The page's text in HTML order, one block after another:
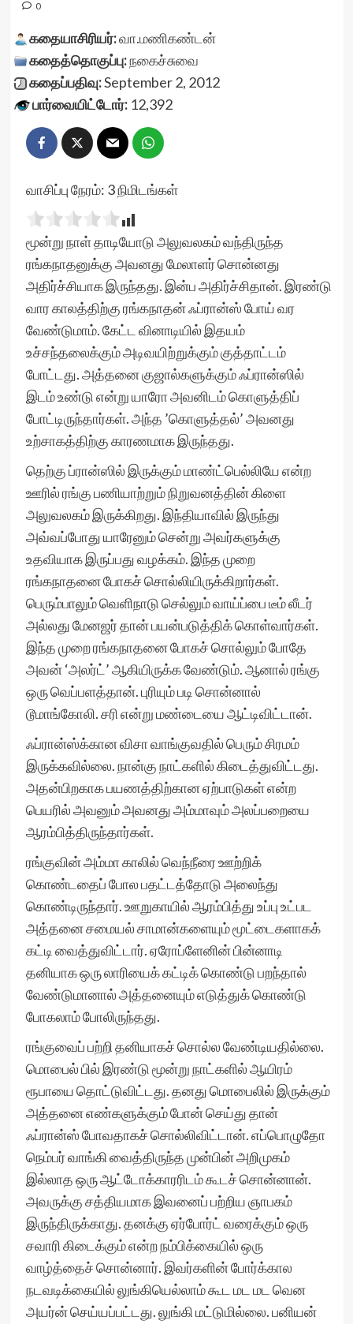
0
கதையாசிரியர்:வா.மணிகண்டன்
கதைத்தொகுப்பு:நகைச்சுவை
கதைப்பதிவு:September 2, 2012
பார்வையிட்டோர்:12,392
வாசிப்பு நேரம்: 3நிமிடங்கள்
மூன்று நாள் தாடியோடு அலுவலகம் வந்திருந்த
ரங்கநாதனுக்கு அவனது மேலாளர் சொன்னது
அதிர்ச்சியாக இருந்தது. இன்ப அதிர்ச்சிதான். இரண்டு
வார காலத்திற்கு ரங்கநாதன் ஃப்ரான்ஸ் போய் வர
வேண்டுமாம். கேட்ட வினாடியில் இதயம்
உச்சந்தலைக்கும் அடிவயிற்றுக்கும் குத்தாட்டம்
போட்டது. அத்தனை குஜால்களுக்கும் ஃப்ரான்ஸில்
இடம் உண்டு என்று யாரோ அவனிடம் கொளுத்திப்
போட்டிருந்தார்கள். அந்த ’கொளுத்தல்’ அவனது
உற்சாகத்திற்கு காரணமாக இருந்தது.
தெற்கு ப்ரான்ஸில் இருக்கும் மாண்ட்பெல்லியே என்ற
ஊரில் ரங்கு பணியாற்றும் நிறுவனத்தின் கிளை
அலுவலகம் இருக்கிறது. இந்தியாவில் இருந்து
அவ்வப்போது யாரேனும் சென்று அவர்களுக்கு
உதவியாக இருப்பது வழக்கம். இந்த முறை
ரங்கநாதனை போகச் சொல்லியிருக்கிறார்கள்.
பெரும்பாலும் வெளிநாடு செல்லும் வாய்ப்பை டீம் லீடர்
அல்லது மேனஜர் தான் பயன்படுத்திக் கொள்வார்கள்.
இந்த முறை ரங்கநாதனை போகச் சொல்லும் போதே
அவன் ‘அலர்ட்’ ஆகியிருக்க வேண்டும். ஆனால் ரங்கு
ஒரு வெப்பளத்தான். புரியும் படி சொன்னால்
டூமாங்கோலி. சரி என்று மண்டையை ஆட்டிவிட்டான்.
ஃப்ரான்ஸ்க்கான விசா வாங்குவதில் பெரும் சிரமம்
இருக்கவில்லை. நான்கு நாட்களில் கிடைத்துவிட்டது.
அதன்பிறகாக பயணத்திற்கான ஏற்பாடுகள் என்ற
பெயரில் அவனும் அவனது அம்மாவும் அலப்பறையை
ஆரம்பித்திருந்தார்கள்.
ரங்குவின் அம்மா காலில் வெந்நீரை ஊற்றிக்
கொண்டதைப் போல பதட்டத்தோடு அலைந்து
கொண்டிருந்தார். ஊறுகாயில் ஆரம்பித்து உப்பு உட்பட
அத்தனை சமையல் சாமான்களையும் மூட்டைகளாகக்
கட்டி வைத்துவிட்டார். ஏரோப்ளேனின் பின்னாடி
தனியாக ஒரு லாரியைக் கட்டிக் கொண்டு பறந்தால்
வேண்டுமானால் அத்தனையும் எடுத்துக் கொண்டு
போகலாம் போலிருந்தது.
ரங்குவைப் பற்றி தனியாகச் சொல்ல வேண்டியதில்லை.
மொபைல் பில் இரண்டு மூன்று நாட்களில் ஆயிரம்
ரூபாயை தொட்டுவிட்டது. தனது மொபைலில் இருக்கும்
அத்தனை எண்களுக்கும் போன் செய்து தான்
ஃப்ரான்ஸ் போவதாகச் சொல்லிவிட்டான். எப்பொழுதோ
நெம்பர் வாங்கி வைத்திருந்த முன்பின் அறிமுகம்
இல்லாத ஒரு ஆட்டோக்காரரிடம் கூடச் சொன்னான்.
அவருக்கு சத்தியமாக இவனைப் பற்றிய ஞாபகம்
இருந்திருக்காது. தனக்கு ஏர்போர்ட் வரைக்கும் ஒரு
சவாரி கிடைக்கும் என்ற நம்பிக்கையில் ஒரு
வாழ்த்தைச் சொன்னார். இவர்களின் போர்க்கால
நடவடிக்கையில் லுங்கியெல்லாம் கூட மட மட வென
அயர்ன் செய்யப்பட்டது. லுங்கி மட்டுமில்லை. பனியன்